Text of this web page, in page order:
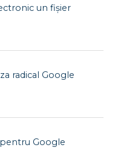
un fișier
radical Google
Google